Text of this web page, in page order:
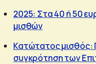
2025: Στα 40 ή 50
μισθών
Κατώτατος μισθός:
συγκρότηση των